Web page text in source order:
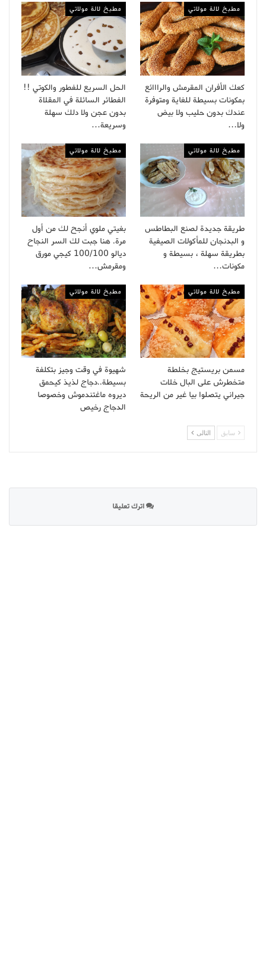
مطبخ لالة مولاتي
كعك الأفران المقرمش والرااائع
بمكونات بسيطة للغاية ومتوفرة
عندك بدون حليب ولا بيض
ولا…
مطبخ لالة مولاتي
الحل السريع للفطور والكوتي !!
الفطائر السائلة في المقلاة
بدون عجن ولا دلك سهلة
وسريعة…
مطبخ لالة مولاتي
طريقة جديدة لصنع البطاطس
و البدنجان للمأكولات الصيفية
بطريقة سهلة ، بسيطة و
مكونات…
مطبخ لالة مولاتي
بغيتي ملوي أنجح لك من أول
مرة. هنا جبت لك السر النجاح
ديالو 100/100 كيجي مورق
ومقرمش…
مطبخ لالة مولاتي
مسمن بريستيج بخلطة
متخطرش على البال خلات
جيراني يتصلوا بيا غير من الريحة
مطبخ لالة مولاتي
شهيوة في وقت وجيز بتكلفة
بسيطة..دجاج لذيذ كيحمق
ديروه ماغتندموش وخصوصا
الدجاج رخيص
سابق التالى
اترك تعليقا